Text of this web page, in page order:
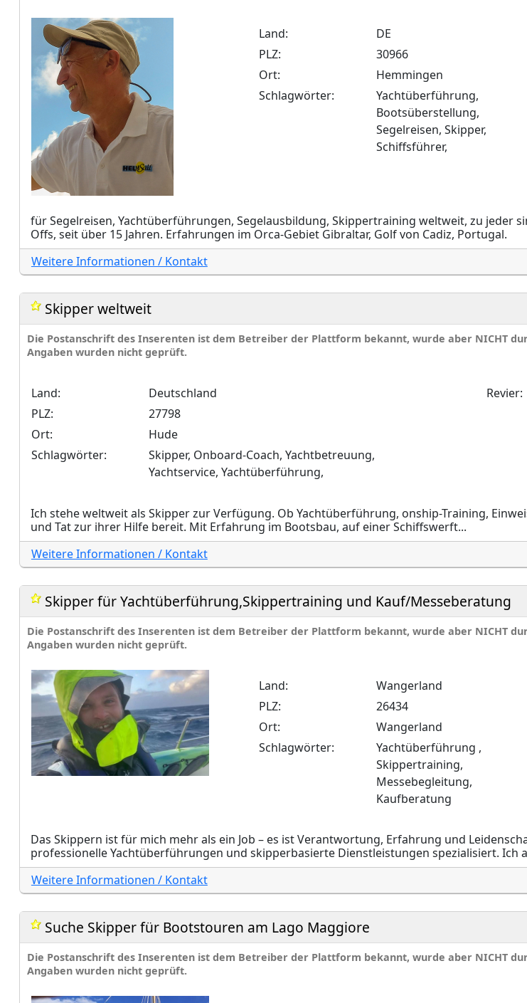
Land:
DE
PLZ:
30966
Ort:
Hemmingen
Schlagwörter:
Yachtüberführung,
Bootsüberstellung,
Segelreisen, Skipper,
Schiffsführer,
für Segelreisen, Yachtüberführungen, Segelausbildung, Skippertraining weltweit, zu jeder
Offs, seit über 15 Jahren. Erfahrungen im Orca-Gebiet Gibraltar, Golf von Cadiz, Portugal.
Weitere Informationen / Kontakt
Skipper weltweit
Die Postanschrift des Inserenten ist dem Betreiber der Plattform bekannt, wurde aber NICHT
Angaben wurden nicht geprüft.
Land:
Deutschland
PLZ:
27798
Ort:
Hude
Schlagwörter:
Skipper, Onboard-Coach, Yachtbetreuung,
Yachtservice, Yachtüberführung,
Revier:
Ich stehe weltweit als Skipper zur Verfügung. Ob Yachtüberführung, onship-Training,
und Tat zur ihrer Hilfe bereit. Mit Erfahrung im Bootsbau, auf einer Schiffswerft...
Weitere Informationen / Kontakt
Skipper für Yachtüberführung,Skippertraining und Kauf/Messeberatung
Die Postanschrift des Inserenten ist dem Betreiber der Plattform bekannt, wurde aber NICHT
Angaben wurden nicht geprüft.
Land:
Wangerland
PLZ:
26434
Ort:
Wangerland
Schlagwörter:
Yachtüberführung ,
Skippertraining,
Messebegleitung,
Kaufberatung
Das Skippern ist für mich mehr als ein Job – es ist Verantwortung, Erfahrung und
professionelle Yachtüberführungen und skipperbasierte Dienstleistungen spezialisiert. Ich
Weitere Informationen / Kontakt
Suche Skipper für Bootstouren am Lago Maggiore
Die Postanschrift des Inserenten ist dem Betreiber der Plattform bekannt, wurde aber NICHT
Angaben wurden nicht geprüft.